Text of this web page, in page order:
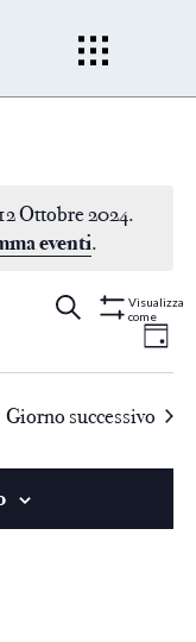
Ottobre 2024.
eventi.
Eventi
e
Cerca
Mostra
Visualizza
come
Giorno successivo